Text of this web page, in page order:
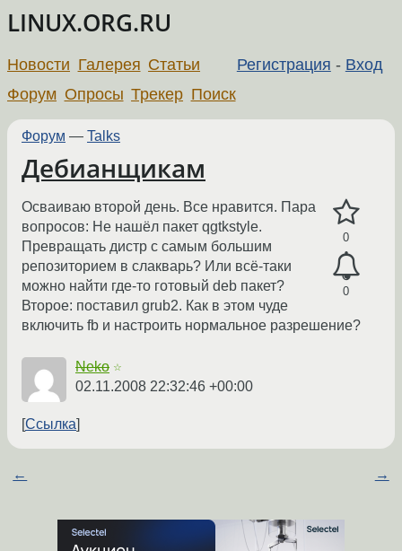
LINUX.ORG.RU
Регистрация - Вход
Новости Галерея Статьи
Форум Опросы Трекер Поиск
Форум — Talks
Дебианщикам
0
0
Осваиваю второй день. Все нравится. Пара
вопросов: Не нашёл пакет qgtkstyle.
Превращать дистр с самым большим
репозиторием в слакварь? Или всё-таки
можно найти где-то готовый deb пакет?
Второе: поставил grub2. Как в этом чуде
включить fb и настроить нормальное разрешение?
Neko ☆
02.11.2008 22:32:46 +00:00
Ссылка
← →